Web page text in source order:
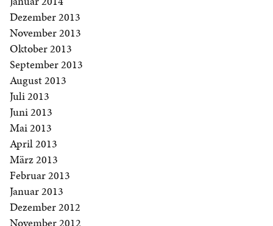
Dezember 2013
November 2013
Oktober 2013
September 2013
August 2013
Juli 2013
Juni 2013
Mai 2013
April 2013
März 2013
Februar 2013
Januar 2013
Dezember 2012
November 2012